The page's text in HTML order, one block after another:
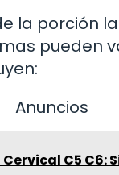
la porción
pueden
Anuncios
Cervical C5